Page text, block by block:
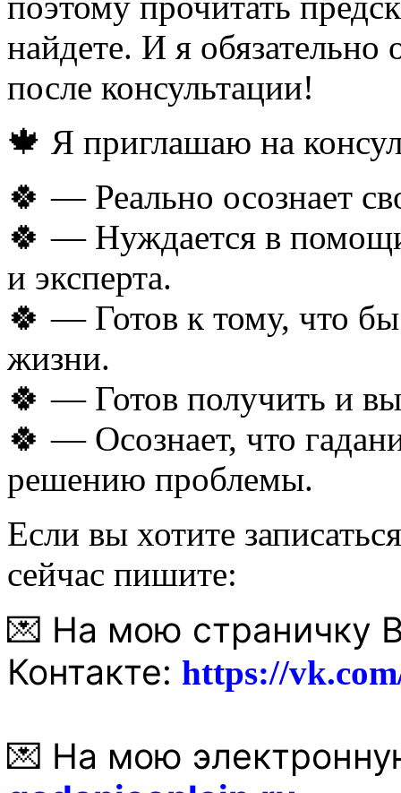
найдете. И я
после консультации!
🍁 Я приглашаю на
🍀 — Реально осознает
🍀 — Нуждается в
и эксперта.
🍀 — Готов к тому, что
жизни.
🍀 — Готов получить и
🍀 — Осознает, что
решению проблемы.
Если вы хотите
сейчас пишите:
💌 На мою страничку
Контакте: https://
💌 На мою